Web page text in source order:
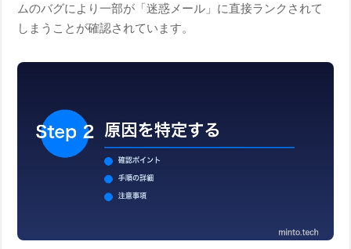
ムのバグにより一部が「迷惑メール」に直接ランクされて
しまうことが確認されています。